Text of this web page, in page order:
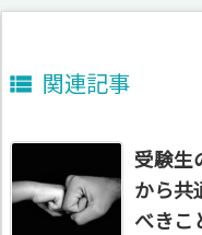
 関連記事
受験生
から共
べきこ